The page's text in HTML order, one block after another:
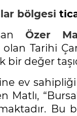
bölgesi
Özer
Tarihi
değer
ev
Matlı,
Bu